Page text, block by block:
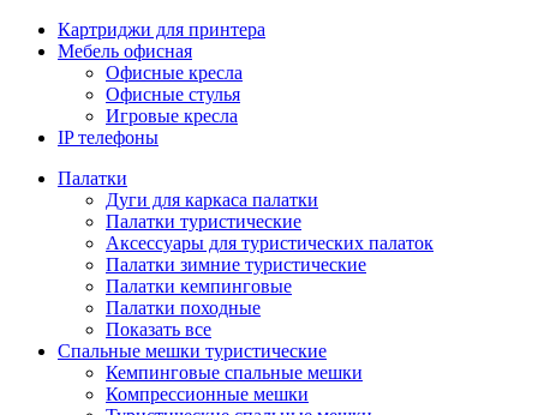
Картриджи для принтера
Мебель офисная
Офисные кресла
Офисные стулья
Игровые кресла
IP телефоны
Палатки
Дуги для каркаса палатки
Палатки туристические
Аксессуары для туристических палаток
Палатки зимние туристические
Палатки кемпинговые
Палатки походные
Показать все
Спальные мешки туристические
Кемпинговые спальные мешки
Компрессионные мешки